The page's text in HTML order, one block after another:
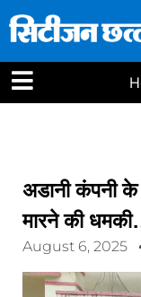
अडानी कंपनी के
मारने की
August 6, 2025